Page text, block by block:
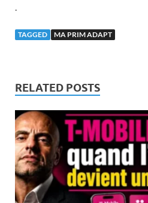
.
TAGGED MA PRIM ADAPT
RELATED POSTS